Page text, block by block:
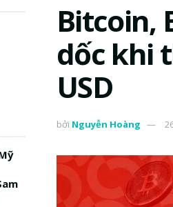
Bitcoin,
dốc khi
USD
bởi Nguyễn Hoàng